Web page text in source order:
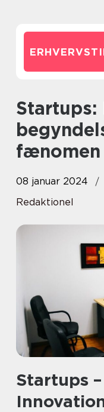
Startups: Fra spæd
fænomen
08 januar 2024
Redaktionel
Startups